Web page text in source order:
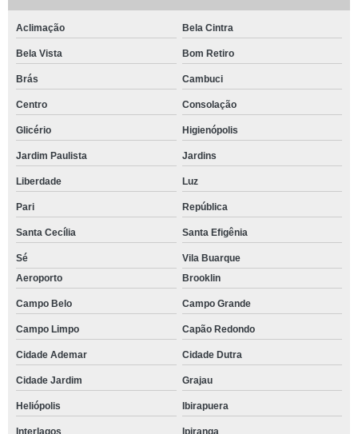
Aclimação Bela Cintra
Bela Vista Bom Retiro
Brás Cambuci
Centro Consolação
Glicério Higienópolis
Jardim Paulista Jardins
Liberdade Luz
Pari República
Santa Cecília Santa Efigênia
Sé
Vila Buarque
Aeroporto
Brooklin
Campo Belo Campo Grande
Campo Limpo Capão Redondo
Cidade Ademar Cidade Dutra
Cidade Jardim Grajau
Heliópolis Ibirapuera
Interlagos Ipiranga